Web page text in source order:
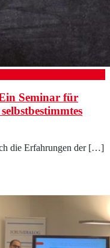
Seminar für
die Erfahrungen der […]